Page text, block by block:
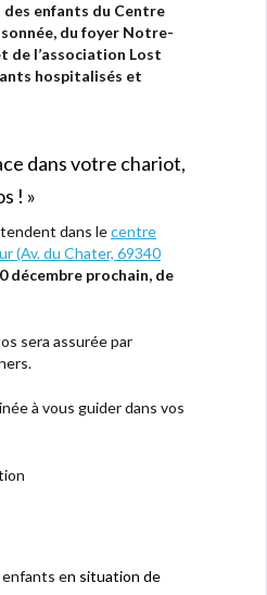
enfants du Centre
du foyer Notre-
de l’association Lost
hospitalisés et
dans votre chariot,
! »
dans lecentre
(Av. du Chater, 69340
décembre prochain, de
sera assurée par
à vous guider dans vos
enfants en situation de